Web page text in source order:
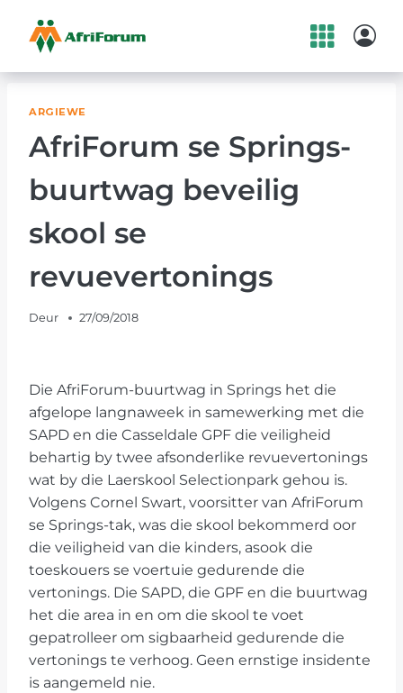
contentARGIEWE
AfriForum se Springs-
buurtwag beveilig
skool se
revuevertonings
Deur 27/09/2018
Die AfriForum-buurtwag in Springs het die
afgelope langnaweek in samewerking met die
SAPD en die Casseldale GPF die veiligheid
behartig by twee afsonderlike revuevertonings
wat by die Laerskool Selectionpark gehou is.
Volgens Cornel Swart, voorsitter van AfriForum
se Springs-tak, was die skool bekommerd oor
die veiligheid van die kinders, asook die
toeskouers se voertuie gedurende die
vertonings. Die SAPD, die GPF en die buurtwag
het die area in en om die skool te voet
gepatrolleer om sigbaarheid gedurende die
vertonings te verhoog. Geen ernstige insidente
is aangemeld nie.